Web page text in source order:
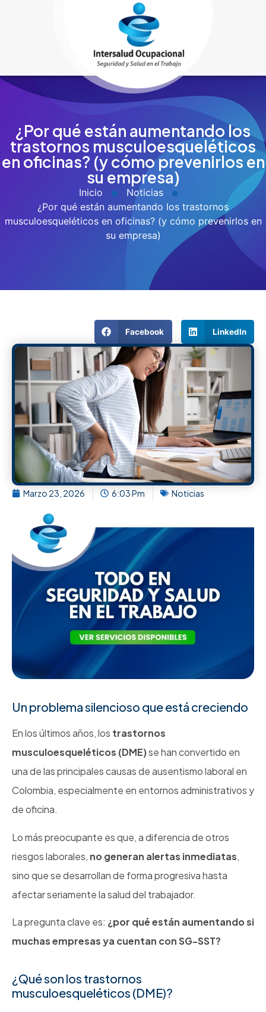
¿Por qué están aumentando los
trastornos musculoesqueléticos
en oficinas? (y cómo prevenirlos en
su empresa)
Inicio
Noticias
¿Por qué están aumentando los trastornos
musculoesqueléticos en oficinas? (y cómo prevenirlos en
su empresa)
Facebook LinkedIn
Marzo 23, 2026 6:03 Pm Noticias
Un problema silencioso que está creciendo
En los últimos años, los trastornos
musculoesqueléticos (DME)se han convertido en
una de las principales causas de ausentismo laboral en
Colombia, especialmente en entornos administrativos y
de oficina.
Lo más preocupante es que, a diferencia de otros
riesgos laborales, no generan alertas inmediatas,
sino que se desarrollan de forma progresiva hasta
afectar seriamente la salud del trabajador.
La pregunta clave es: ¿por qué están aumentando si
muchas empresas ya cuentan con SG-SST?
¿Qué son los trastornos
musculoesqueléticos (DME)?